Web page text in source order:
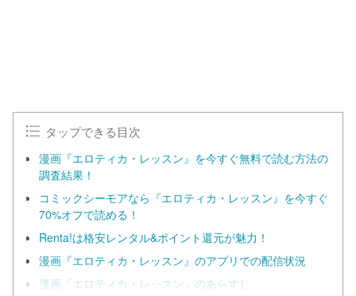
タップできる目次
漫画『エロティカ・レッスン』を今すぐ無料で読む方法の
調査結果！
コミックシーモアなら『エロティカ・レッスン』を今すぐ
70%オフで読める！
Renta!は格安レンタル&ポイント還元が魅力！
漫画『エロティカ・レッスン』のアプリでの配信状況
漫画『エロティカ・レッスン』のあらすじ